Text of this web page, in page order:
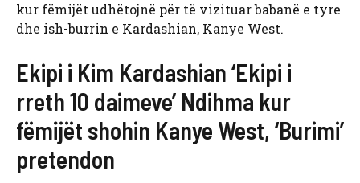
kur fëmijët udhëtojnë për të vizituar babanë e tyre
dhe ish-burrin e Kardashian, Kanye West.
Ekipi i Kim Kardashian ‘Ekipi i
rreth 10 daimeve’ Ndihma kur
fëmijët shohin Kanye West, ‘Burimi’
pretendon